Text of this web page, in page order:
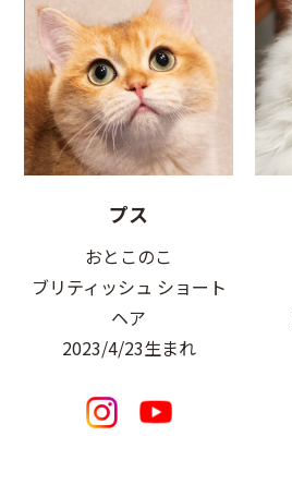
プス
おとこのこ
ブリティッシュ ショート
ヘア
2023/4/23生まれ